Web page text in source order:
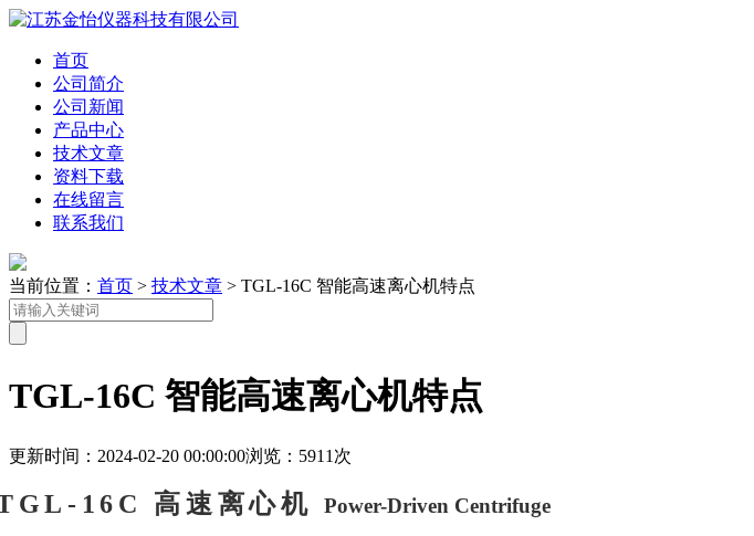
首页
公司简介
公司新闻
产品中心
技术文章
资料下载
在线留言
联系我们
当前位置： 首页 > 技术文章 > TGL-16C 智能高速离心机特点
TGL-16C 智能高速离心机特点
更新时间：2024-02-20 00:00:00浏览：5911次
16C 高速离心机 Power-Driven Centrifuge